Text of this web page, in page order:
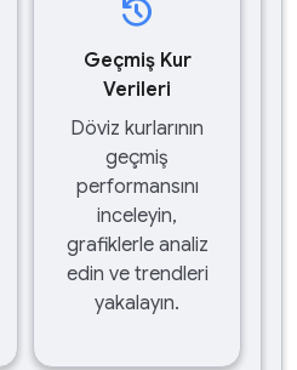
history
Geçmiş Kur
Verileri
Döviz kurlarının
geçmiş
performansını
inceleyin,
grafiklerle analiz
edin ve trendleri
yakalayın.